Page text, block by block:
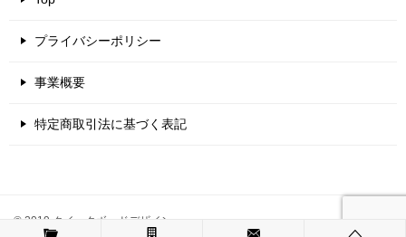
プライバシーポリシー
事業概要
特定商取引法に基づく表記
© 2019 クイックボードデザイン